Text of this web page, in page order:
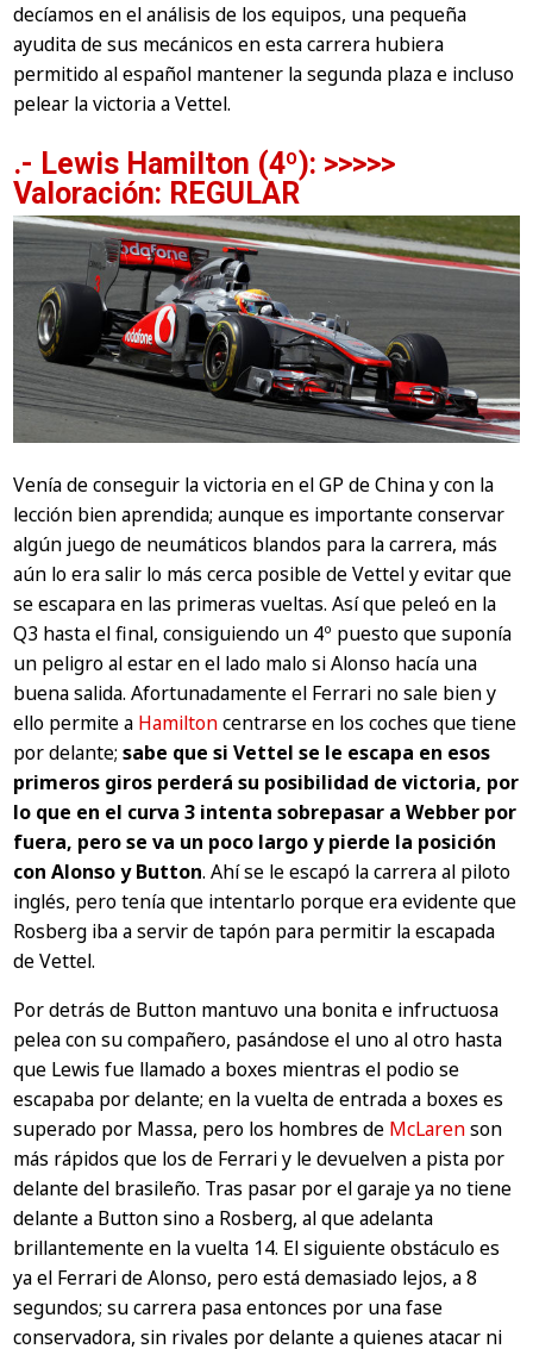
decíamos en el análisis de los equipos, una pequeña
ayudita de sus mecánicos en esta carrera hubiera
permitido al español mantener la segunda plaza e incluso
pelear la victoria a Vettel.
.- Lewis Hamilton (4º): >>>>>
Valoración: REGULAR
Venía de conseguir la victoria en el GP de China y con la
lección bien aprendida; aunque es importante conservar
algún juego de neumáticos blandos para la carrera, más
aún lo era salir lo más cerca posible de Vettel y evitar que
se escapara en las primeras vueltas. Así que peleó en la
Q3 hasta el final, consiguiendo un 4º puesto que suponía
un peligro al estar en el lado malo si Alonso hacía una
buena salida. Afortunadamente el Ferrari no sale bien y
ello permite a Hamiltoncentrarse en los coches que tiene
por delante;sabe que si Vettel se le escapa en esos
primeros giros perderá su posibilidad de victoria, por
lo que en el curva 3 intenta sobrepasar a Webber por
fuera, pero se va un poco largo y pierde la posición
con Alonso y Button. Ahí se le escapó la carrera al piloto
inglés, pero tenía que intentarlo porque era evidente que
Rosberg iba a servir de tapón para permitir la escapada
de Vettel.
Por detrás de Button mantuvo una bonita e infructuosa
pelea con su compañero, pasándose el uno al otro hasta
que Lewis fue llamado a boxes mientras el podio se
escapaba por delante; en la vuelta de entrada a boxes es
superado por Massa, pero los hombres de McLarenson
más rápidos que los de Ferrari y le devuelven a pista por
delante del brasileño. Tras pasar por el garaje ya no tiene
delante a Button sino a Rosberg, al que adelanta
brillantemente en la vuelta 14. El siguiente obstáculo es
ya el Ferrari de Alonso, pero está demasiado lejos, a 8
segundos; su carrera pasa entonces por una fase
conservadora, sin rivales por delante a quienes atacar ni